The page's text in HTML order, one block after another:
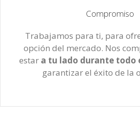
Compromiso
Trabajamos para ti, para
opción del mercado. Nos
estar a tu lado durante todo
garantizar el éxito de la